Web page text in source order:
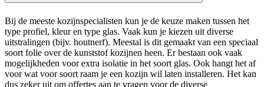
Bij de meeste kozijnspecialisten kun je de keuze maken tussen het
type profiel, kleur en type glas. Vaak kun je kiezen uit diverse
uitstralingen (bijv. houtnerf). Meestal is dit gemaakt van een speciaal
soort folie over de kunststof kozijnen heen. Er bestaan ook vaak
mogelijkheden voor extra isolatie in het soort glas. Ook hangt het af
voor wat voor soort raam je een kozijn wil laten installeren. Het kan
dus zeker uit om offertes aan te vragen voor de diverse